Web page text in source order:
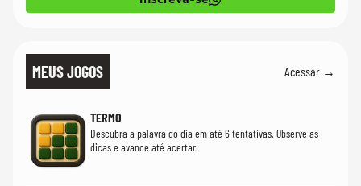
MEUS JOGOS Acessar →
TERMO
Descubra a palavra do dia em até 6 tentativas. Observe as
dicas e avance até acertar.